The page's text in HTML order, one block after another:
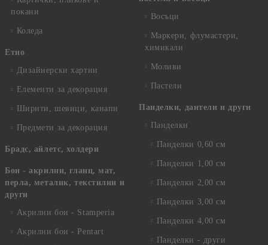
покани
Коледа
Етно
Дизайнерски хартии
Елементи за декорация
Ширити, шевици, канапи
Предмети за декорация
Брадс, айлетс, холдери
Бои - акрилни, гланц, мат,
перла, металик, текстилни и
други
Акрилни бои - Stamperia
Акрилни бои - Pentart
Восъци
Маркери, флумастери,
химикали
Моливи
Пастели
Панделки, дантели и други
Панделки
Панделки 0,60 см
Панделки 1,00 см
Панделки 2,00 см
Панделки 3,00 см
Панделки 4,00 см
Панделки - други